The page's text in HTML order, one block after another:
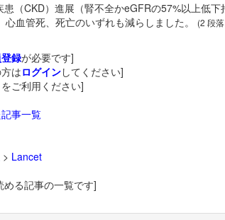
（CKD）進展（腎不全かeGFRの57%以上低下
血管死、死亡のいずれも減らしました。
(2 段
録が必要です]
はログインしてください]
ご利用ください]
事一覧
> Lancet
る記事の一覧です]